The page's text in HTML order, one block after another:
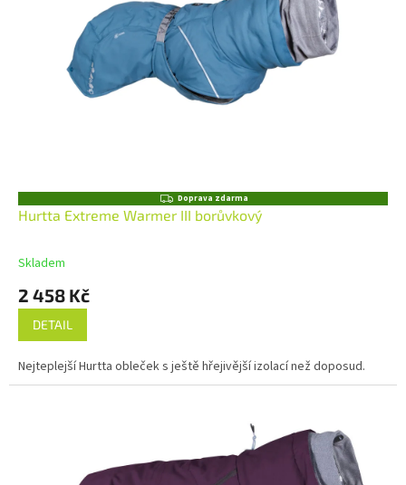
Z
A
Doprava zdarma
Hurtta Extreme Warmer III borůvkový
Skladem
2 458 Kč
DETAIL
Nejteplejší Hurtta obleček s ještě hřejivější izolací než doposud.